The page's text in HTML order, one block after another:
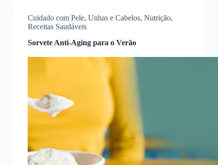
Cuidado com Pele, Unhas e Cabelos, Nutrição,
Receitas Saudáveis
Sorvete Anti-Aging para o Verão